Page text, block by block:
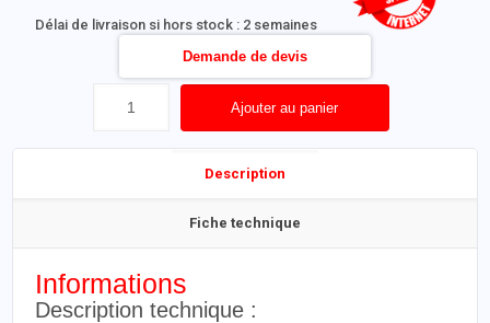
Délai de livraison si hors stock : 2 semaines
Ajouter au panier
Demande de devis
Description
Fiche technique
Informations
Description technique :